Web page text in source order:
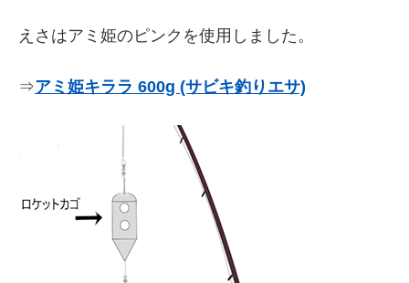
えさはアミ姫のピンクを使用しました。
⇒アミ姫キララ 600g (サビキ釣りエサ)